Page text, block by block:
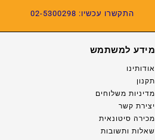
התקשרו עכשיו: 02-5300298
מידע למשתמש
אודותינו
תקנון
מדיניות משלוחים
יצירת קשר
מכירה סיטונאית
שאלות ותשובות